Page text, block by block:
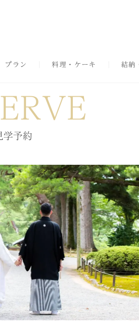
プラン 料理・ケーキ 結納
学予約